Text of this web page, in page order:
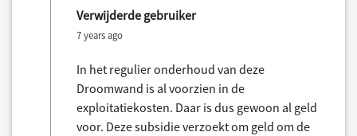
Verwijderde gebruiker
7 years ago
In het regulier onderhoud van deze
Droomwand is al voorzien in de
exploitatiekosten. Daar is dus gewoon al geld
voor. Deze subsidie verzoekt om geld om de